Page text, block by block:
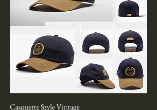
Casquette Style Vintage